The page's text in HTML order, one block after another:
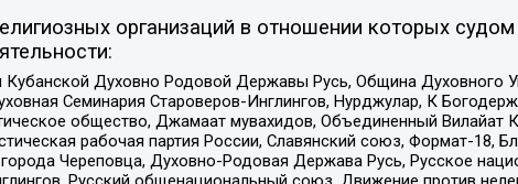
организаций в отношении которых
Духовно Родовой Державы Русь, Община Духовного
Семинария Староверов-Инглингов, Нурджулар, К
общество, Джамаат мувахидов, Объединенный Вилайат
рабочая партия России, Славянский союз, Формат-18,
Череповца, Духовно-Родовая Держава Русь, Русское